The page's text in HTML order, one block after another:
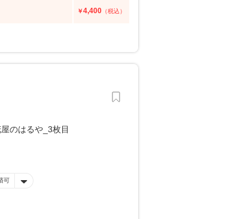
￥4,400 （税込）
可